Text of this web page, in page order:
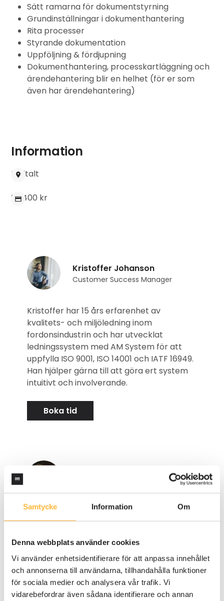
Samtycke Information Om
Denna webbplats använder cookies
Vi använder enhetsidentifierare för att anpassa innehållet
och annonserna till användarna, tillhandahålla funktioner
för sociala medier och analysera vår trafik. Vi
vidarebefordrar även sådana identifierare och annan
Sätt ramarna för dokumentstyrning
Grundinställningar i dokumenthantering
Rita processer
Styrande dokumentation
Uppföljning & fördjupning
Dokumenthantering, processkartläggning och
ärendehantering blir en helhet (för er som
även har ärendehantering)
Information
Digitalt
23 400 kr
Kristoffer Johanson
Customer Success Manager
Kristoffer har 15 års erfarenhet av
kvalitets- och miljöledning inom
fordonsindustrin och har utvecklat
ledningssystem med AM System för att
uppfylla ISO 9001, ISO 14001 och IATF 16949.
Han hjälper gärna till att göra ert system
intuitivt och involverande.
Boka tid
Customer Success Manager
miljöroller, med expertis inom
samt ISO 9001, ISO 14001 och IATF 16949.
Hon har använt AM System i över 16 år,
först som kund och nu som Customer